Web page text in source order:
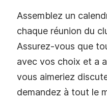
Assemblez un
chaque réunion du
Assurez-vous que
avec vos choix et a
vous aimeriez
demandez à tout le